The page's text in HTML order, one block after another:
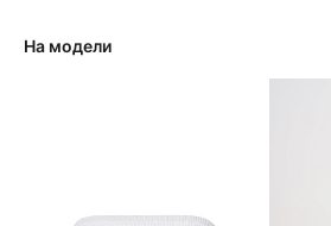
На модели